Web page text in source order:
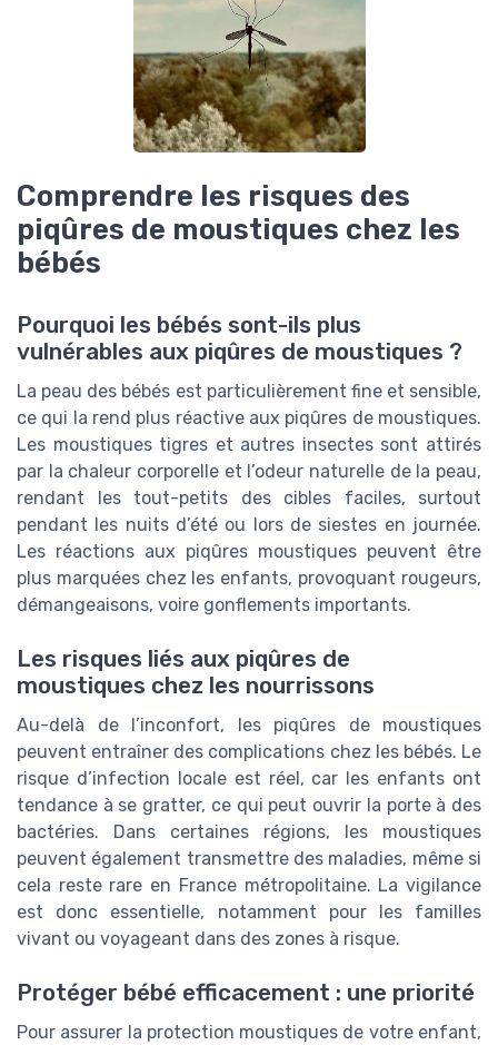
Comprendre les risques des
piqûres de moustiques chez les
bébés
Pourquoi les bébés sont-ils plus
vulnérables aux piqûres de moustiques ?
La peau des bébés est particulièrement fine et sensible,
ce qui la rend plus réactive aux piqûres de moustiques.
Les moustiques tigres et autres insectes sont attirés
par la chaleur corporelle et l’odeur naturelle de la peau,
rendant les tout-petits des cibles faciles, surtout
pendant les nuits d’été ou lors de siestes en journée.
Les réactions aux piqûres moustiques peuvent être
plus marquées chez les enfants, provoquant rougeurs,
démangeaisons, voire gonflements importants.
Les risques liés aux piqûres de
moustiques chez les nourrissons
Au-delà de l’inconfort, les piqûres de moustiques
peuvent entraîner des complications chez les bébés. Le
risque d’infection locale est réel, car les enfants ont
tendance à se gratter, ce qui peut ouvrir la porte à des
bactéries. Dans certaines régions, les moustiques
peuvent également transmettre des maladies, même si
cela reste rare en France métropolitaine. La vigilance
est donc essentielle, notamment pour les familles
vivant ou voyageant dans des zones à risque.
Protéger bébé efficacement : une priorité
Pour assurer la protection moustiques de votre enfant,